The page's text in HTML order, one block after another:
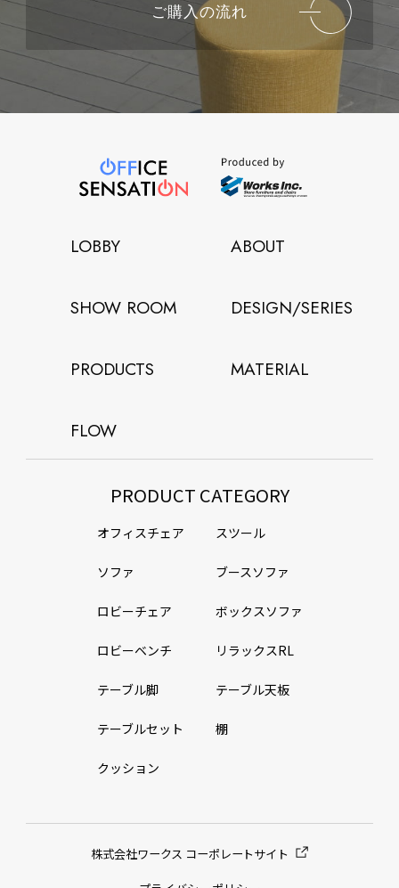
ご購入の流れ
LOBBY ABOUT
SHOW ROOM DESIGN/SERIES
PRODUCTS MATERIAL
FLOW
PRODUCT CATEGORY
オフィスチェア スツール
ソファ ブースソファ
ロビーチェア ボックスソファ
ロビーベンチ リラックスRL
テーブル脚 テーブル天板
テーブルセット 棚
クッション
株式会社ワークス コーポレートサイト